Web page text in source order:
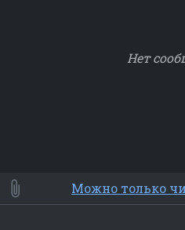
Нет
⭐ Мои
Смайлики
Люди
Можно только